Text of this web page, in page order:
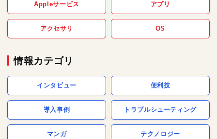
Appleサービス アプリ
アクセサリ OS
情報カテゴリ
インタビュー 便利技
導入事例 トラブルシューティング
マンガ テクノロジー